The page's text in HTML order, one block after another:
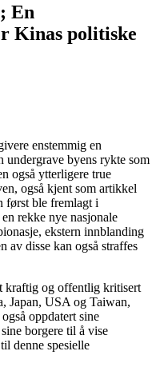
En
Kinas politiske
enstemmig en
byens rykte som
også ytterligere true
også kjent som artikkel
først ble fremlagt i
rekke nye nasjonale
ekstern innblanding
av disse kan også straffes
kraftig og offentlig kritisert
Japan, USA og Taiwan,
oppdatert sine
borgere til å vise
denne spesielle